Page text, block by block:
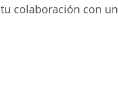
colaboración con un